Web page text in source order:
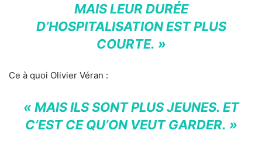
MAIS LEUR DURÉE
D’HOSPITALISATION EST PLUS
COURTE. »
Ce à quoi Olivier Véran :
« MAIS ILS SONT PLUS JEUNES. ET
C’EST CE QU’ON VEUT GARDER. »